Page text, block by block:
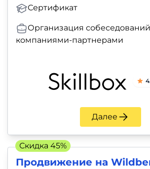
Сертификат
Организация
компаниями-партнерами
Далее
Продвижение на
Скидка 45%